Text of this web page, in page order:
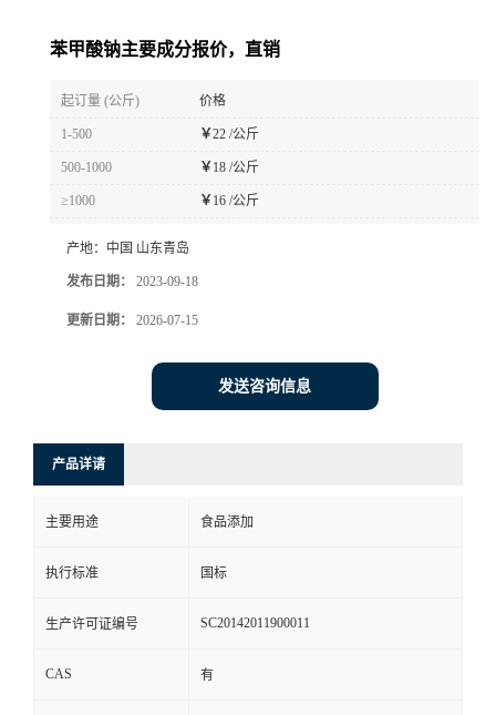
苯甲酸钠主要成分报价，直销
起订量 (公斤) 价格
1-500 ￥22 /公斤
500-1000 ￥ 18 /公斤
≥1000 ￥ 16 /公斤
产地： 中国 山东青岛
发布日期： 2023-09-18
更新日期： 2026-07-15
发送咨询信息
产品详请
主要用途 食品添加
执行标准 国标
生产许可证编号 SC20142011900011
CAS 有